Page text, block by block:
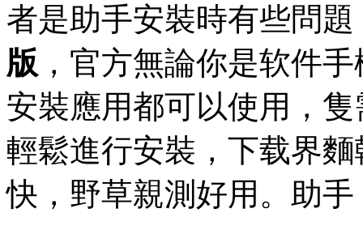
者是助手安裝時有些問
版 ，官方無論你是软件
安裝應用都可以使用，
輕鬆進行安裝，下载界
快，野草親測好用。助手